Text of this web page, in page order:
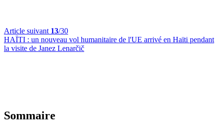
Article suivant 13/30
HAÏTI : un nouveau vol humanitaire de l'UE arrivé en Haïti pendant
la visite de Janez Lenarčič
Sommaire